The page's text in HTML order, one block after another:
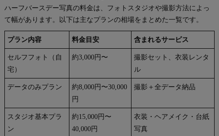
ハーフバースデー写真の料金は、フォトスタジオや撮影方法によっ
て幅があります。以下は主なプランの相場をまとめた一覧です。
プラン内容 料金目安 含まれるサービス
セルフフォト（自
宅）
約3,000円〜
撮影セット、衣装レンタ
ル
データのみプラン
約8,000円〜30,000
円
撮影＋全データ納品
スタジオ基本プラ
ン
約15,000円〜
40,000円
衣装・ヘアメイク・台紙
写真